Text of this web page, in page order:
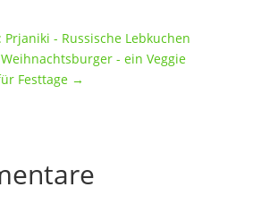
- Russische Lebkuchen
- ein Veggie
Festtage→